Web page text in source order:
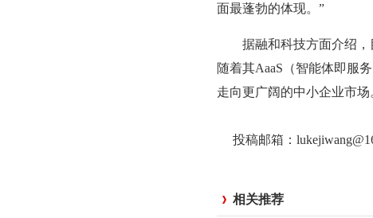
面最蓬勃的体现。”
据融和科技方面介绍，目
随着其AaaS（智能体即服
走向更广阔的中小企业市场
投稿邮箱：
相关推荐